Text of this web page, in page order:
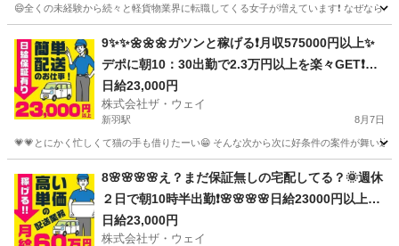
😄全くの未経験から続々と軽貨物業界に転職してくる女子が増えています❗️ なぜなら
川和町駅 ネットスーパー
9✨✨🌼🌼🌼ガツンと稼げる❗️月収575000円以上✨
デポに朝10：30出勤で2.3万円以上を楽々GET❗️お
寝坊さん大集合🎵軽貨物ドライバー🌸🌸
日給23,000円
株式会社ザ・ウェイ
新羽駅 8月7日
💗💗とにかく忙しくて猫の手も借りたーい😁 そんな次から次に好条件の案件が舞い
新羽駅 ドライバー ネットスーパー
8🌸🌸🌸🌸え？まだ保証無しの宅配してる？🌞週休
２日で朝10時半出勤❗️🌸🌸🌸🌸日給23000円以上🌸
安定収入で女子いっぱい🎉さぁ～集まれ～
日給23,000円
株式会社ザ・ウェイ